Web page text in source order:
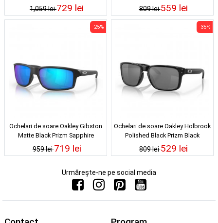
Polarized
1,059 lei729 lei 809 lei559 lei
Ochelari de soare Oakley Gibston
Matte Black Prizm Sapphire
Polarized
959 lei
-25%
719 lei
Ochelari de soare Oakley Holbrook
Polished Black Prizm Black
809 lei
-35%
529 lei
Urmărește-ne pe social media